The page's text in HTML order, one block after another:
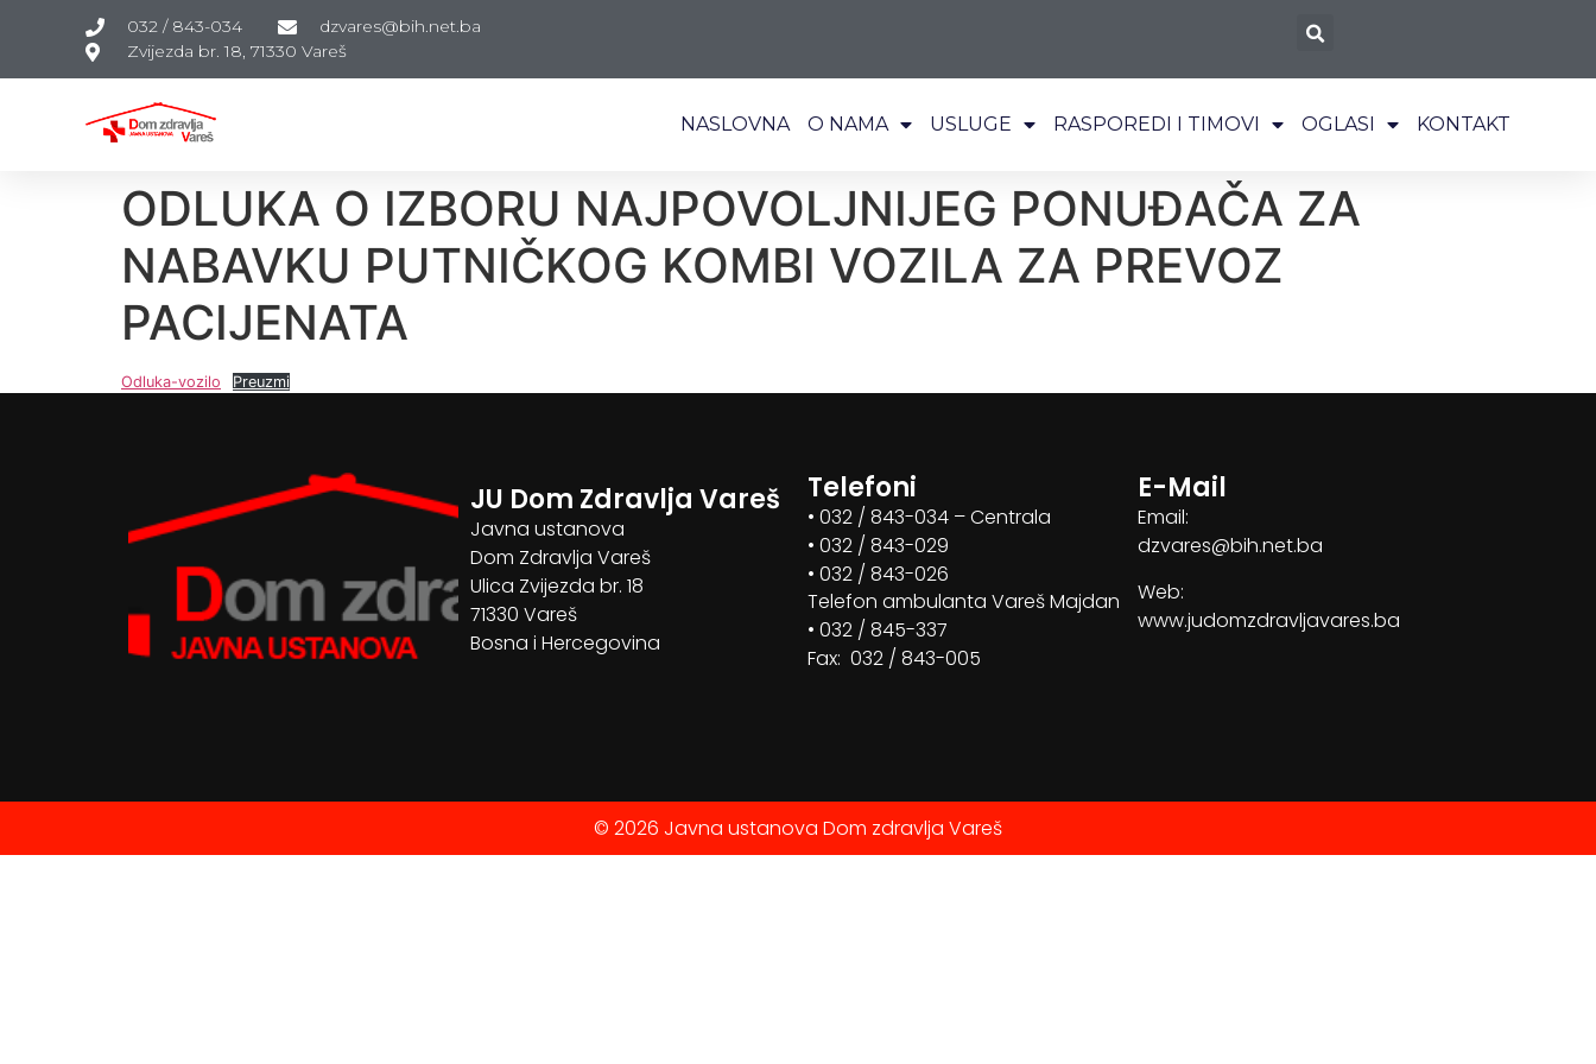
032 / 843-034
dzvares@bih.net.ba
Zvijezda br. 18, 71330 Vareš
NASLOVNA O NAMA USLUGE RASPOREDI I TIMOVI OGLASI KONTAKT
ODLUKA O IZBORU NAJPOVOLJNIJEG PONUĐAČA ZA
NABAVKU PUTNIČKOG KOMBI VOZILA ZA PREVOZ
PACIJENATA
Odluka-vozilo Preuzmi
JU Dom Zdravlja Vareš
Javna ustanova
Dom Zdravlja Vareš
Ulica Zvijezda br. 18
71330 Vareš
Bosna i Hercegovina
Telefoni
• 032 / 843-034 – Centrala
• 032 / 843-029
• 032 / 843-026
Telefon ambulanta Vareš Majdan
• 032 / 845-337
Fax: 032 / 843-005
E-Mail
Email:
dzvares@bih.net.ba
Web:
www.judomzdravljavares.ba
© 2026 Javna ustanova Dom zdravlja Vareš